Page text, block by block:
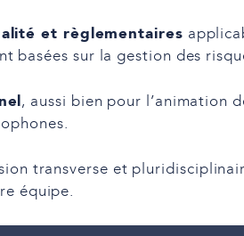
et règlementaires
basées sur la gestion des
, aussi bien pour l’animation
transverse et
équipe.